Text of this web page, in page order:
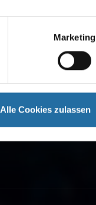
Marketing
Alle Cookies zulassen
renommierten
und Gutscheine -